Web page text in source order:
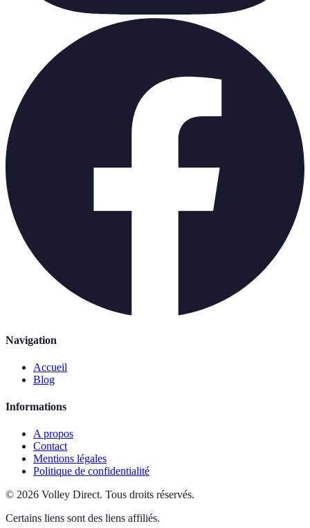
Navigation
Accueil
Blog
Informations
A propos
Contact
Mentions légales
Politique de confidentialité
© 2026 Volley Direct. Tous droits réservés.
Certains liens sont des liens affiliés.